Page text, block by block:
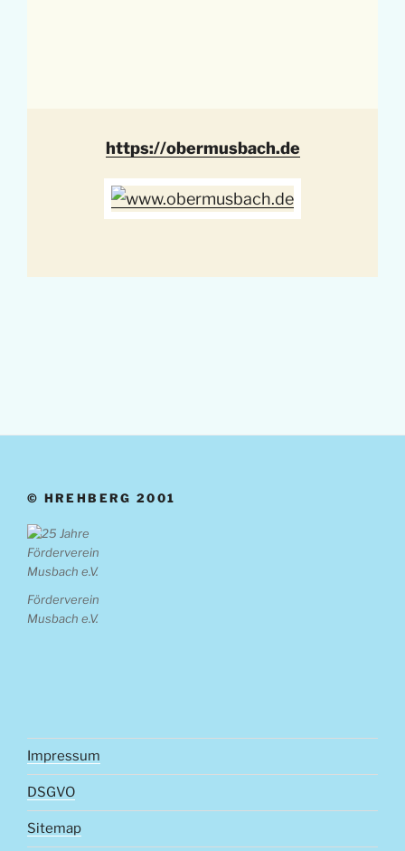
https://obermusbach.de
© HREHBERG 2001
Förderverein
Musbach e.V.
Impressum
DSGVO
Sitemap